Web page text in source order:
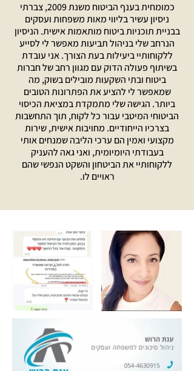
כמומחית בענף הביטוח משנת 2009, צברתי
ניסיון עשיר בליווי מאות משפחות ועסקים
בבניית תוכניות ביטוח מותאמות אישית. הניסיון
הנרחב שלי בניהול תביעות מאפשר לי לסייע
ללקוחותיי ביעילות בעת הצורך. אני עובדת
בשיתוף פעולה הדוק עם מגוון רחב של חברות
ביטוח ובתי השקעות מובילים בשוק, מה
שמאפשר לי להציע את הפתרונות הטובים
ביותר. הגישה שלי מתמקדת במציאת הכיסוי
הביטוחי המיטבי עבור כל לקוח, תוך התחשבות
בצרכיו הייחודיים. מחויבות אישית, שירות
מקצועי ואמין הם ערכי הליבה שמנחים אותי
בעבודתי היומיומית, ואני גאה להעניק
ללקוחותיי את הביטחון והשקט הנפשי שהם
ראויים לו.